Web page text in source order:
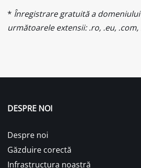
* Înregistrare gratuită a
următoarele extensii: .ro, .eu, .com,
DESPRE NOI
Despre noi
Găzduire corectă
Infrastructura noastră